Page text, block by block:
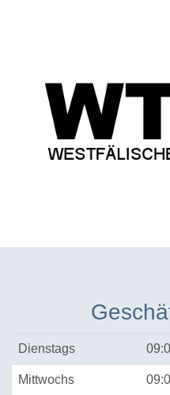
Dienstags
Mittwochs